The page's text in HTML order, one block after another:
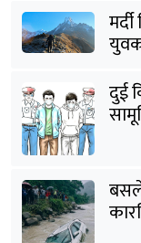
युवक
दुई
पक्राउ